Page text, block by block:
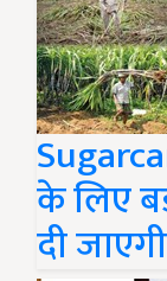
के लिए
दी